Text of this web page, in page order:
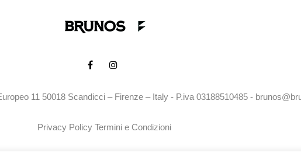
11 50018 Scandicci – Firenze – Italy - P.iva 03188510485 -
Privacy Policy Termini e Condizioni